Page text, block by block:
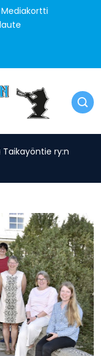
Mediakortti
Taikayöntie ry:n